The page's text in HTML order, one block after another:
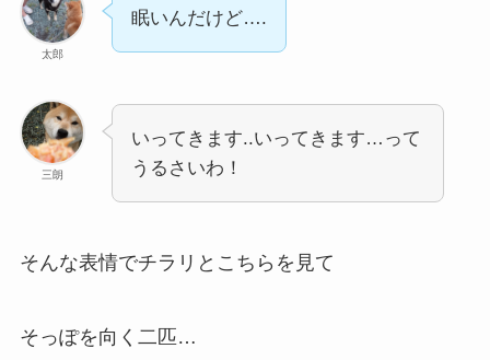
太郎
眠いんだけど….
三朗
いってきます..いってきます…って
うるさいわ！
そんな表情でチラリとこちらを見て
そっぽを向く二匹…